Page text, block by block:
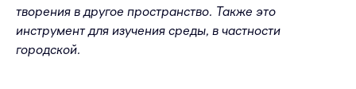
творения в другое пространство. Также это
инструмент для изучения среды, в частности
городской.